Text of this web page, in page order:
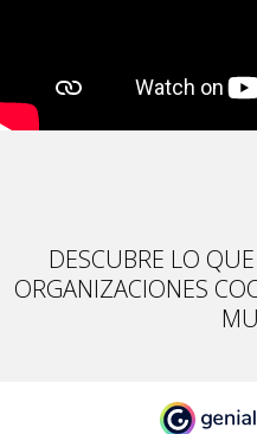
DESCUBRE LO
ORGANIZACIONES